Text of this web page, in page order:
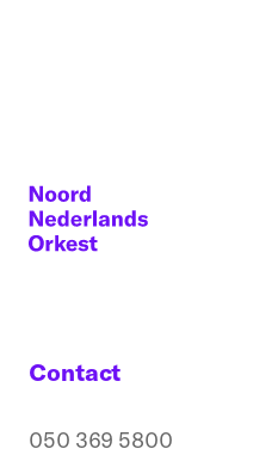
Contact
050 369 5800